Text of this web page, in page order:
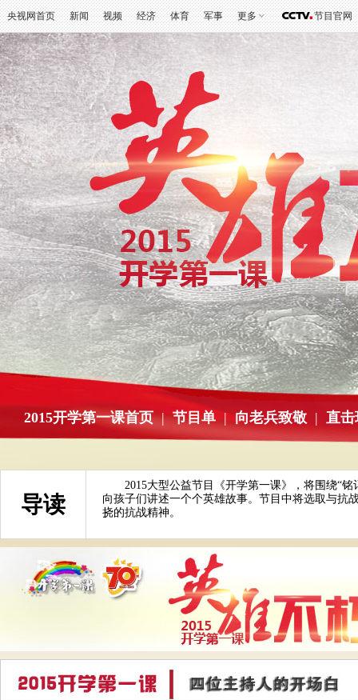
央视网首页 新闻 视频 经济 体育 军事 更多 节目官网
2015开学第一课首页 | 节目单 | 向老兵致敬 | 直击
导读
2015大型公益节目《开学第一课》，将围绕“铭
向孩子们讲述一个个英雄故事。节目中将选取与抗
挠的抗战精神。